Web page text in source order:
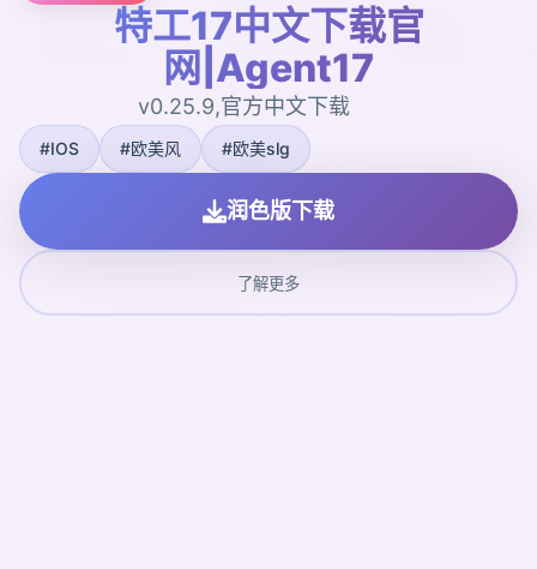
特工17中文下载官
网|Agent17
v0.25.9,官方中文下载
#IOS #欧美风 #欧美slg
润色版下载
了解更多